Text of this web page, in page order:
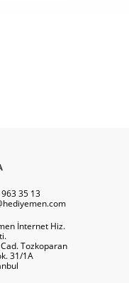
35 13
İnternet Hiz.
Cad. Tozkoparan
31/1A